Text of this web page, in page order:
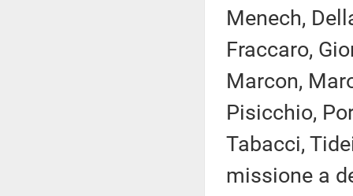
Menech,
Fraccaro,
Marcon,
Pisicchio,
Tabacci,
missione a